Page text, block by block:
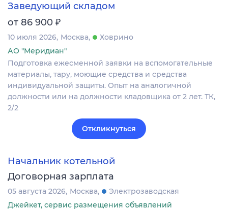
Заведующий складом
от 86 900 ₽
10 июля 2026 Москва
Ховрино
АО "Меридиан"
Подготовка ежесменной заявки на вспомогательные
материалы, тару, моющие средства и средства
индивидуальной защиты. Опыт на аналогичной
должности или на должности кладовщика от 2 лет. ТК,
2/2
Откликнуться
Начальник котельной
Договорная зарплата
05 августа 2026 Москва
Электрозаводская
Джейкет, сервис размещения объявлений